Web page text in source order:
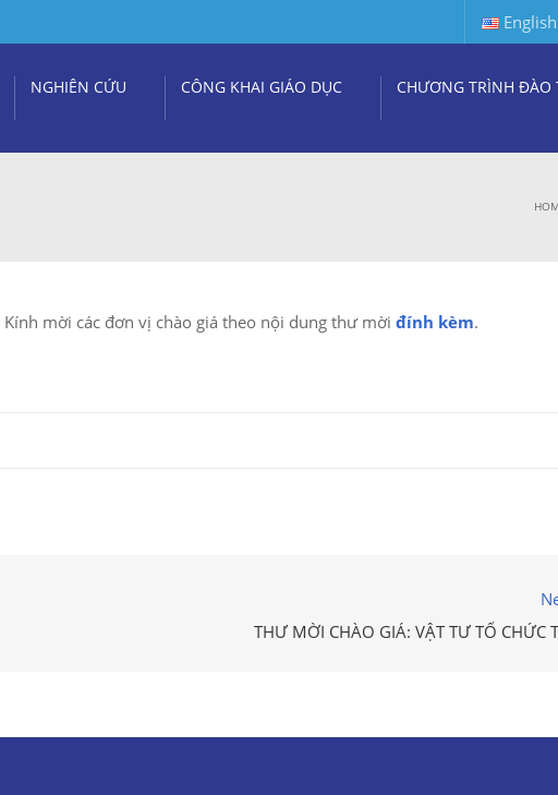
English
NGHIÊN CỨU CÔNG KHAI GIÁO DỤC CHƯƠNG TRÌNH ĐÀO
mời các đơn vị chào giá theo nội dung thư mời đính kèm.
THƯ MỜI CHÀO GIÁ: VẬT TƯ TỔ CHỨC